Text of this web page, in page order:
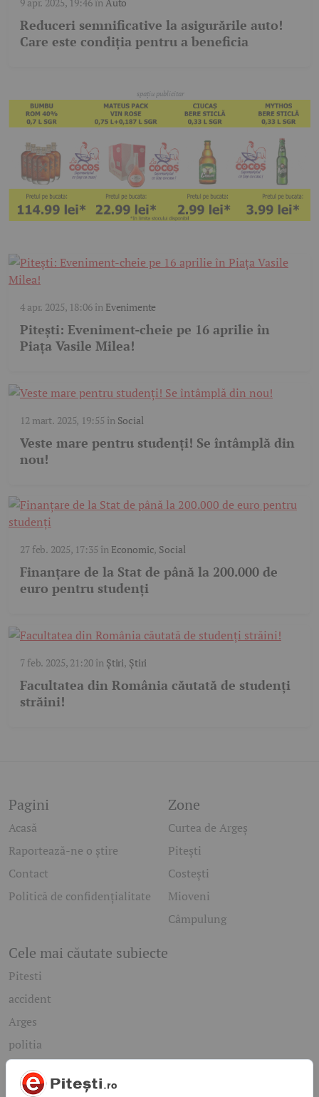
Reduceri semnificative la asigurările auto!
Care este condiția pentru a beneficia
4 apr. 2025, 18:06în Evenimente
Pitești: Eveniment-cheie pe 16 aprilie în
Piața Vasile Milea!
12 mart. 2025, 19:55 în Social
Veste mare pentru studenți! Se întâmplă din
nou!
27 feb. 2025, 17:35 în Economic, Social
Finanțare de la Stat de până la 200.000 de
euro pentru studenți
7 feb. 2025, 21:20în Știri, Știri
Facultatea din România căutată de studenți
străini!
Pagini
Acasă
Raportează-ne o știre
Contact
Politică de confidențialitate
Zone
Curtea de Argeș
Pitești
Costești
Mioveni
Câmpulung
Cele mai căutate subiecte
Pitesti
accident
Arges
politia
mioveni